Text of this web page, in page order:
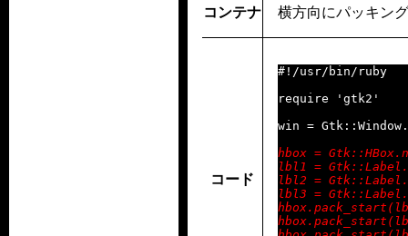
コンテナ 横方向にパッキン
コード
#!/usr/bin/ruby
require 'gtk2'
hbox =
lbl1 =
lbl2 =
lbl3 =